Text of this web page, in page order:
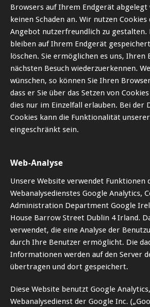
Browsers auf Ihrem Endgerät abgelegt
keinen Schaden an. Wir nutzen Cookies
Angebot nutzerfreundlich zu gestalten.
bleiben auf Ihrem Endgerät
löschen. Sie ermöglichen es uns, Ihren
nächsten Besuch wiederzuerkennen.
wünschen, so können Sie Ihren
dass er Sie über das Setzen von
dies nur im Einzelfall erlauben. Bei der
Cookies kann die Funktionalität
eingeschränkt sein.
Web-Analyse
Unsere Website verwendet Funktionen
Webanalysedienstes Google Analytics,
Administration Department Google
House Barrow Street Dublin 4 Irland.
verwendet, die eine Analyse der
durch Ihre Benutzer ermöglicht. Die
Informationen werden auf den Server
übertragen und dort gespeichert.
Diese Website benutzt Google
Webanalysedienst der Google Inc.